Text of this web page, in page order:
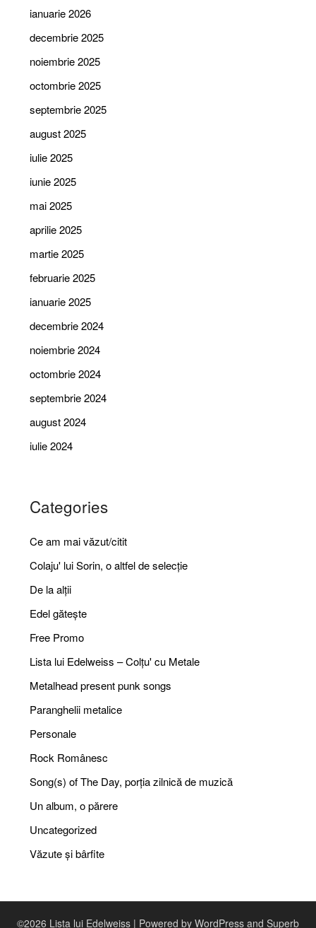
ianuarie 2026
decembrie 2025
noiembrie 2025
octombrie 2025
septembrie 2025
august 2025
iulie 2025
iunie 2025
mai 2025
aprilie 2025
martie 2025
februarie 2025
ianuarie 2025
decembrie 2024
noiembrie 2024
octombrie 2024
septembrie 2024
august 2024
iulie 2024
Categories
Ce am mai văzut/citit
Colaju' lui Sorin, o altfel de selecție
De la alții
Edel gătește
Free Promo
Lista lui Edelweiss – Colțu' cu Metale
Metalhead present punk songs
Paranghelii metalice
Personale
Rock Românesc
Song(s) of The Day, porția zilnică de muzică
Un album, o părere
Uncategorized
Văzute și bârfite
©2026 Lista lui Edelweiss | Powered by WordPress and Superb